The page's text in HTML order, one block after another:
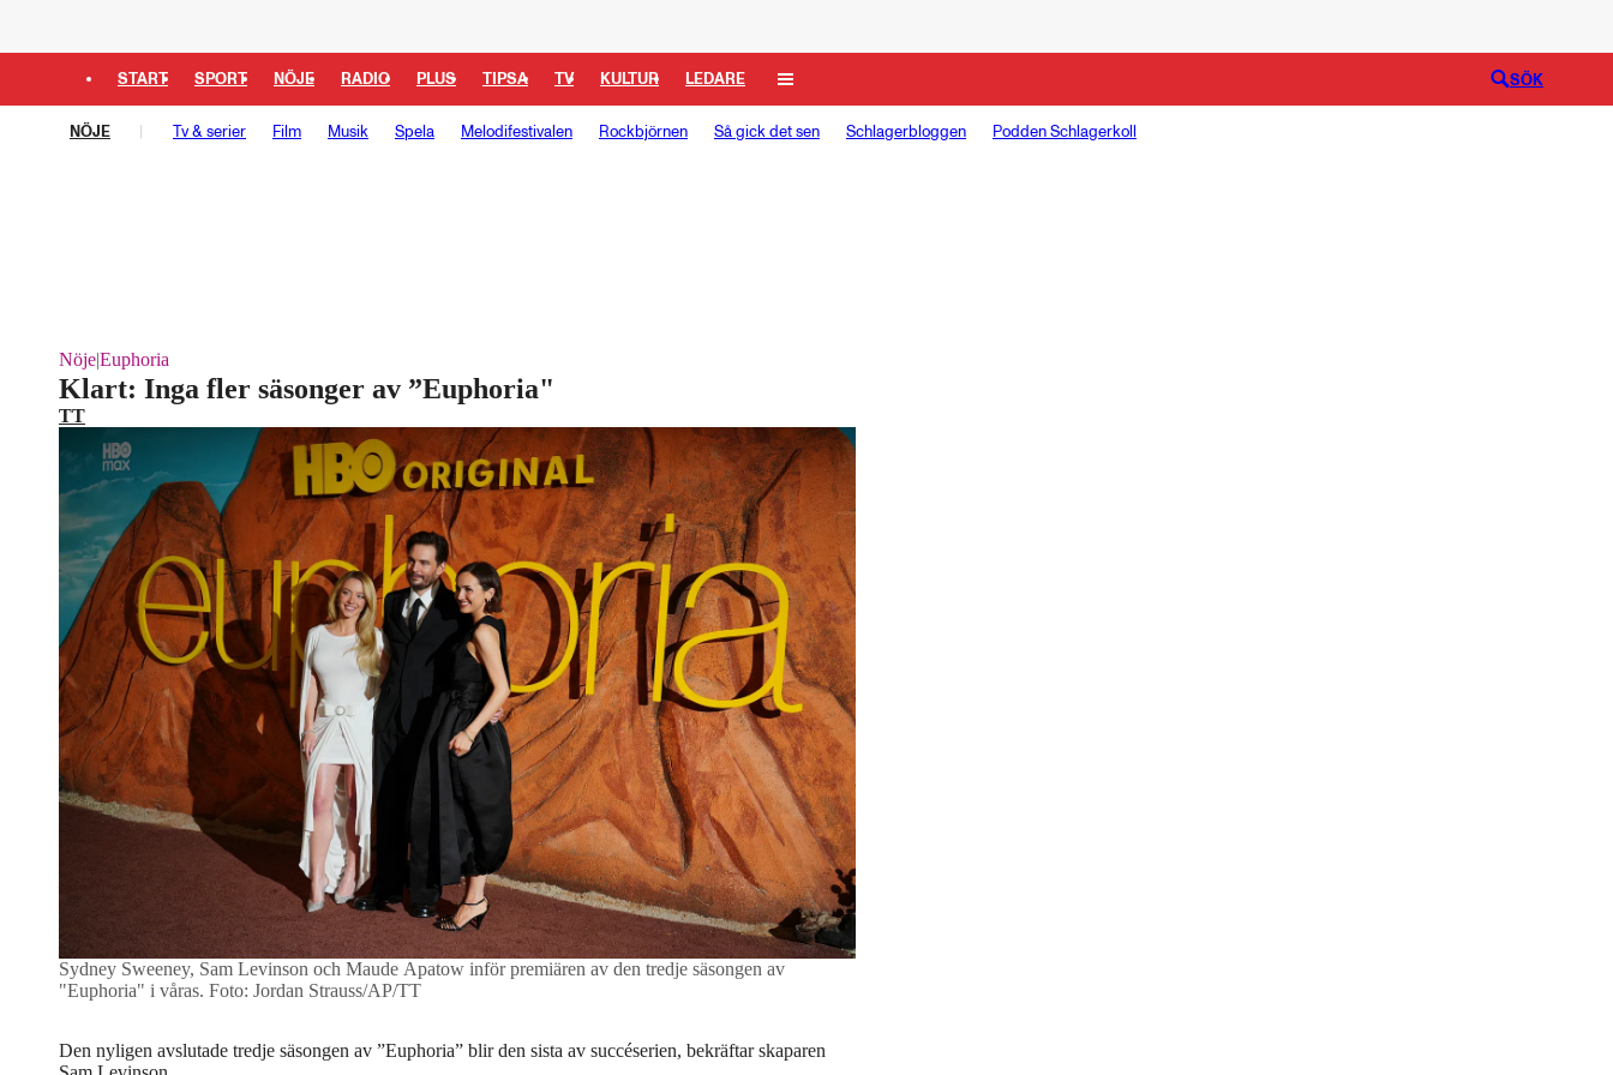
START SPORT NÖJE RADIO PLUS TIPSA TV KULTUR LEDARE SÖK
NÖJE Tv & serier Film Musik Spela Melodifestivalen Rockbjörnen Så gick det sen Schlagerbloggen Podden Schlagerkoll
Nöje|Euphoria
Klart: Inga fler säsonger av ”Euphoria"
TT
Sydney Sweeney, Sam Levinson och Maude Apatow inför premiären av den tredje säsongen av
"Euphoria" i våras. Foto: Jordan Strauss/AP/TT
Den nyligen avslutade tredje säsongen av ”Euphoria” blir den sista av succéserien, bekräftar skaparen